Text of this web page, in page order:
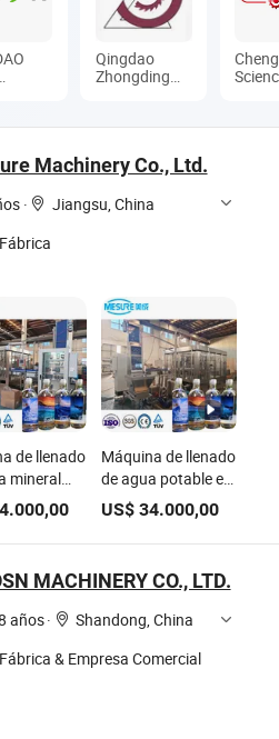
Qingdao
Zhongding
Machinery Co., Ltd.
·
Jiangsu, China
de llenado
mineral
de
madera de
rotativa
Máquina de llenado
de agua potable en
botella de vidrio
con paquete de
caja de madera de
US$ 34.000,00
MACHINERY CO., LTD.
años·
Shandong, China
& Empresa Comercial